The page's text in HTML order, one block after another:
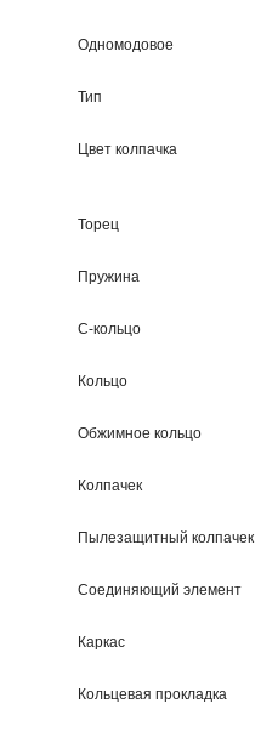
Одномодовое
Тип
Цвет колпачка
Торец
Пружина
С-кольцо
Кольцо
Обжимное кольцо
Колпачек
Пылезащитный колпачек
Соединяющий элемент
Каркас
Кольцевая прокладка